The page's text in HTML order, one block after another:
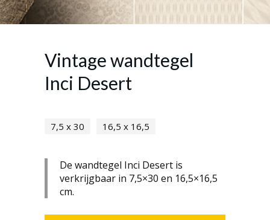
Vintage wandtegel
Inci Desert
7,5 x 30 16,5 x 16,5
De wandtegel Inci Desert is
verkrijgbaar in 7,5×30 en 16,5×16,5
cm.